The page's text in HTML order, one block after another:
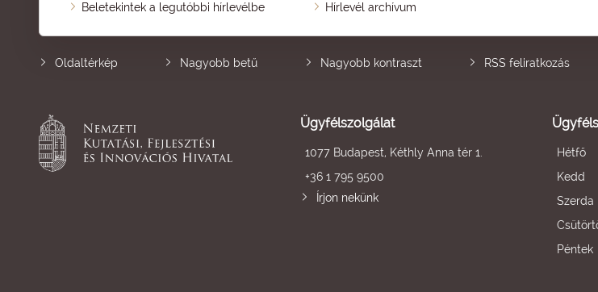
Beletekintek a legutóbbi hírlevélbe Hírlevél archívum
Oldaltérkép Nagyobb betű Nagyobb kontraszt RSS feliratkozás
Ügyfélszolgálat
1077 Budapest, Kéthly Anna tér 1.
+36 1 795 9500
Írjon nekünk
Hétfő
Kedd
Szerda
Péntek